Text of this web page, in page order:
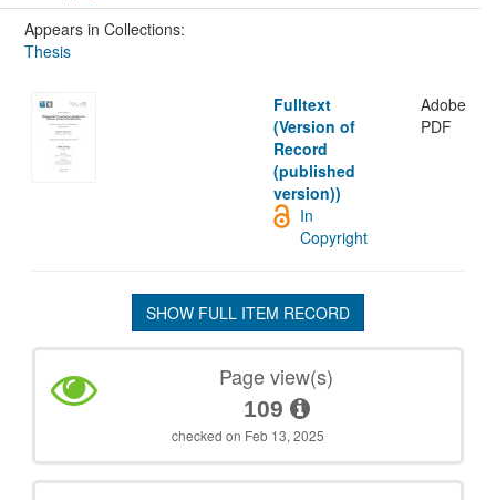
Appears in Collections:
Thesis
Fulltext
(Version of
Record
(published
version))
Adobe
PDF
In
Copyright
SHOW FULL ITEM RECORD
Page view(s)
109
checked on Feb 13, 2025